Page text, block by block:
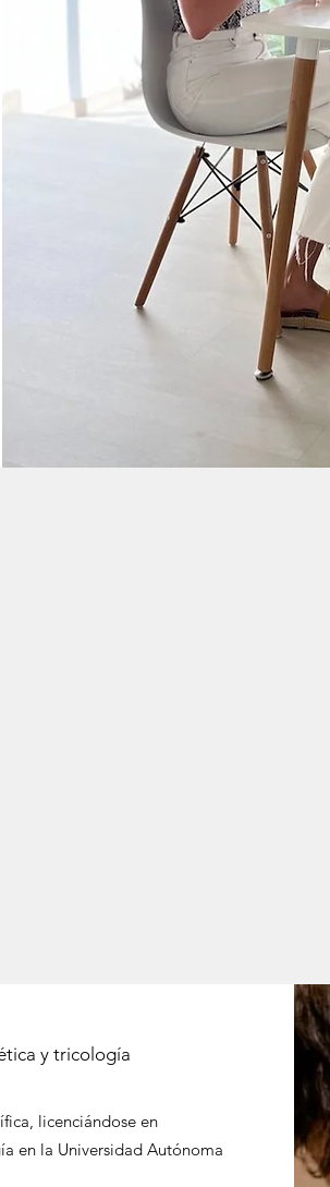
y tricología
licenciándose en
en la Universidad Autónoma